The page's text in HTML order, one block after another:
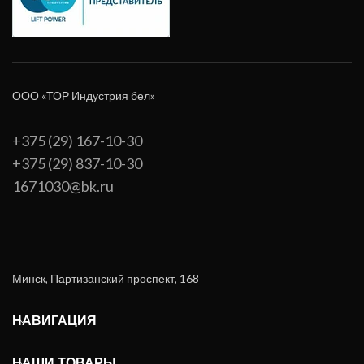
ООО «ТОР Индустрия бел»
+375 (29) 167-10-30
+375 (29) 837-10-30
1671030@bk.ru
Минск, Партизанский проспект, 168
НАВИГАЦИЯ